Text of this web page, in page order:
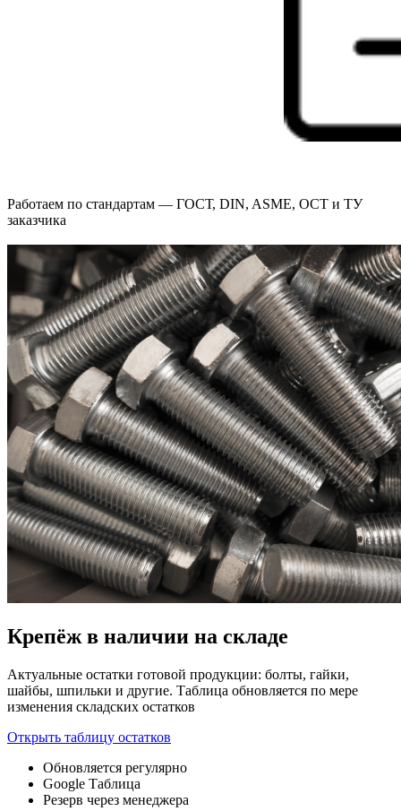
Работаем по стандартам — ГОСТ, DIN, ASME, ОСТ и ТУ
заказчика
Крепёж в наличии на складе
Актуальные остатки готовой продукции: болты, гайки,
шайбы, шпильки и другие. Таблица обновляется по мере
изменения складских остатков
Открыть таблицу остатков
Обновляется регулярно
Google Таблица
Резерв через менеджера